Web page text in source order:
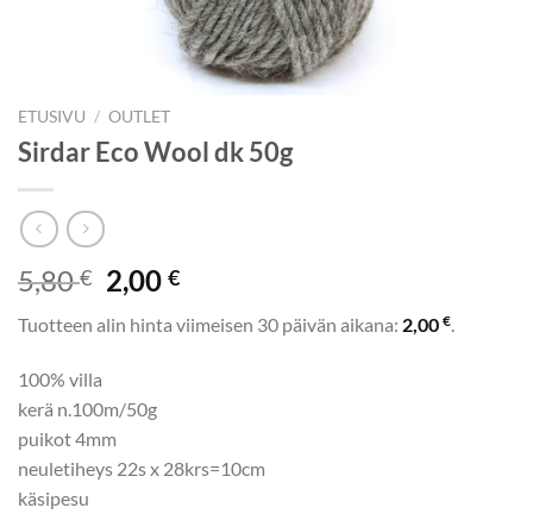
ETUSIVU / OUTLET
Sirdar Eco Wool dk 50g
5,80€ Alkuperäinen
hinta
oli:
2,00€Nykyinen
on:
Tuotteen alin hinta viimeisen 30 päivän aikana: 2,00 €.
100% villa
kerä n.100m/50g
puikot 4mm
neuletiheys 22s x 28krs=10cm
käsipesu